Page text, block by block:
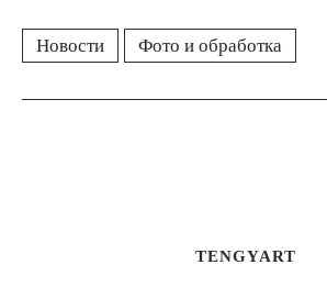
Новости Фото и обработка
TENGYART